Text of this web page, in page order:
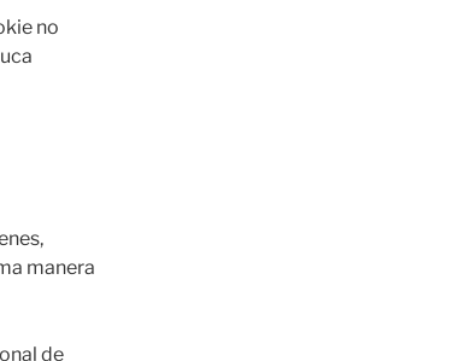
no
manera
de